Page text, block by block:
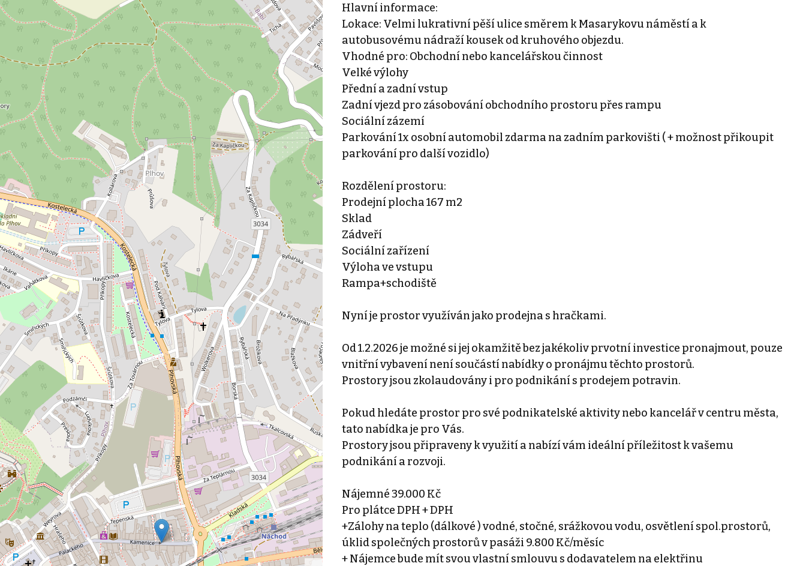
Hlavní informace:
Lokace: Velmi lukrativní pěší ulice směrem k Masarykovu náměstí a k
autobusovému nádraží kousek od kruhového objezdu.
Vhodné pro: Obchodní nebo kancelářskou činnost
Velké výlohy
Přední a zadní vstup
Zadní vjezd pro zásobování obchodního prostoru přes rampu
Sociální zázemí
Parkování 1x osobní automobil zdarma na zadním parkovišti ( + možnost přikoupit
parkování pro další vozidlo)
Rozdělení prostoru:
Prodejní plocha 167 m2
Sklad
Zádveří
Sociální zařízení
Výloha ve vstupu
Rampa+schodiště
Nyní je prostor využíván jako prodejna s hračkami.
Od 1.2.2026 je možné si jej okamžitě bez jakékoliv prvotní investice pronajmout, pouze
vnitřní vybavení není součástí nabídky o pronájmu těchto prostorů.
Prostory jsou zkolaudovány i pro podnikání s prodejem potravin.
Pokud hledáte prostor pro své podnikatelské aktivity nebo kancelář v centru města,
tato nabídka je pro Vás.
Prostory jsou připraveny k využití a nabízí vám ideální příležitost k vašemu
podnikání a rozvoji.
Nájemné 39.000 Kč
Pro plátce DPH + DPH
+Zálohy na teplo (dálkové ) vodné, stočné, srážkovou vodu, osvětlení spol.prostorů,
úklid společných prostorů v pasáži 9.800 Kč/měsíc
+ Nájemce bude mít svou vlastní smlouvu s dodavatelem na elektřinu